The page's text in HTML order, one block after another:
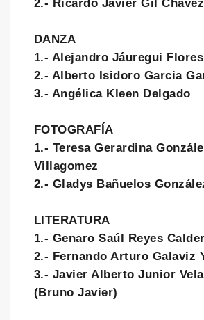
2.- Ricardo Javier Gil
DANZA
1.- Alejandro Jáuregui Flores
2.- Alberto Isidoro Garcia
3.- Angélica Kleen Delgado
FOTOGRAFÍA
1.- Teresa Gerardina
Villagomez
2.- Gladys Bañuelos
LITERATURA
1.- Genaro Saúl Reyes
2.- Fernando Arturo Galaviz
3.- Javier Alberto Junior
(Bruno Javier)